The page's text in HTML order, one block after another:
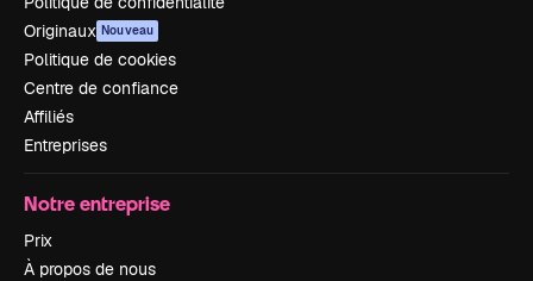
Originaux Nouveau
Politique de cookies
Centre de confiance
Affiliés
Entreprises
Notre entreprise
Prix
À propos de nous